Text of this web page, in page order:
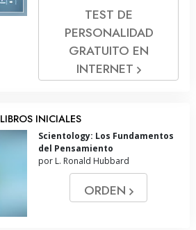
TEST DE
PERSONALIDAD
GRATUITO EN
INTERNET
LIBROS INICIALES
Scientology: Los Fundamentos
del Pensamiento
por L. Ronald Hubbard
ORDEN